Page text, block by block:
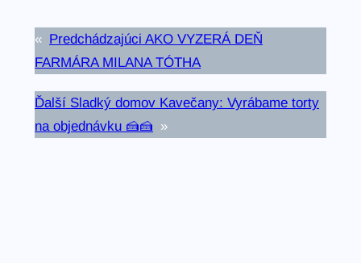
« Predchádzajúci AKO VYZERÁ DEŇ
FARMÁRA MILANA TÓTHA
Ďalší Sladký domov Kavečany: Vyrábame torty
na objednávku 🍰🍰 »